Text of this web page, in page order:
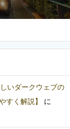
いダークウェブの
すく解説】
に